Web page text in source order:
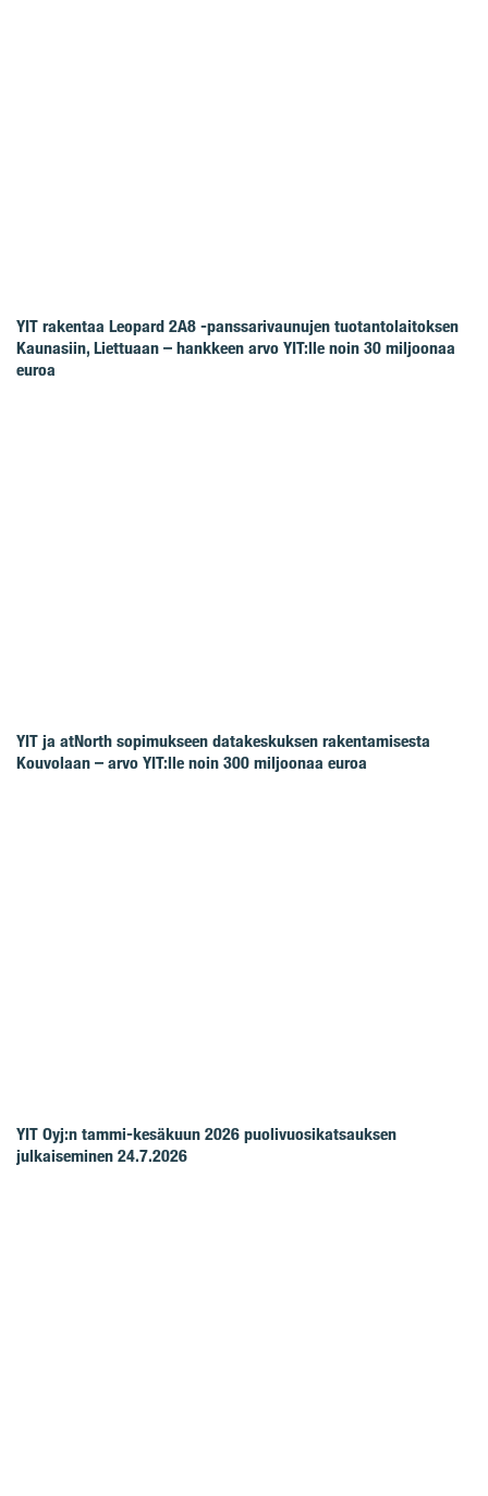
YIT rakentaa Leopard 2A8 -panssarivaunujen tuotantolaitoksen
Kaunasiin, Liettuaan – hankkeen arvo YIT:lle noin 30 miljoonaa
euroa
YIT ja atNorth sopimukseen datakeskuksen rakentamisesta
Kouvolaan – arvo YIT:lle noin 300 miljoonaa euroa
YIT Oyj:n tammi-kesäkuun 2026 puolivuosikatsauksen
julkaiseminen 24.7.2026